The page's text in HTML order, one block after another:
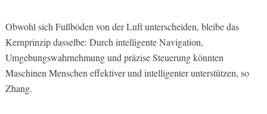
Obwohl sich Fußböden von der Luft unterscheiden, bleibe das
Kernprinzip dasselbe: Durch intelligente Navigation,
Umgebungswahrnehmung und präzise Steuerung könnten
Maschinen Menschen effektiver und intelligenter unterstützen, so
Zhang.